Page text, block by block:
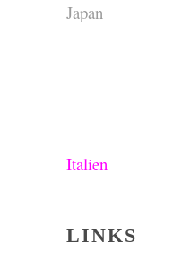
Japan
Italien
LINKS